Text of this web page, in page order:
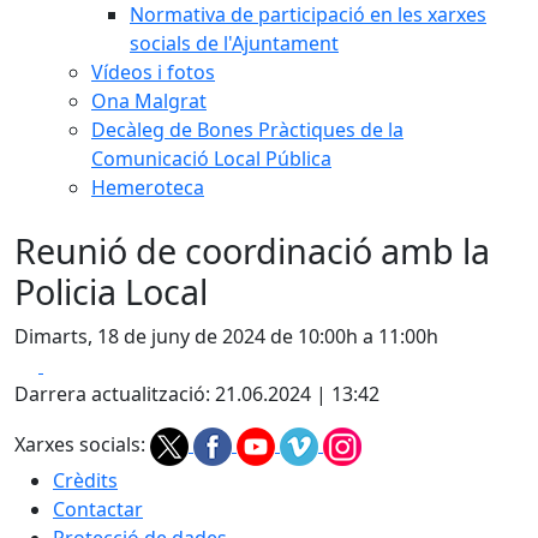
Normativa de participació en les xarxes
socials de l'Ajuntament
Vídeos i fotos
Ona Malgrat
Decàleg de Bones Pràctiques de la
Comunicació Local Pública
Hemeroteca
Reunió de coordinació amb la
Policia Local
Dimarts, 18 de juny de 2024 de 10:00h a 11:00h
Darrera actualització: 21.06.2024 | 13:42
Xarxes socials:
Crèdits
Contactar